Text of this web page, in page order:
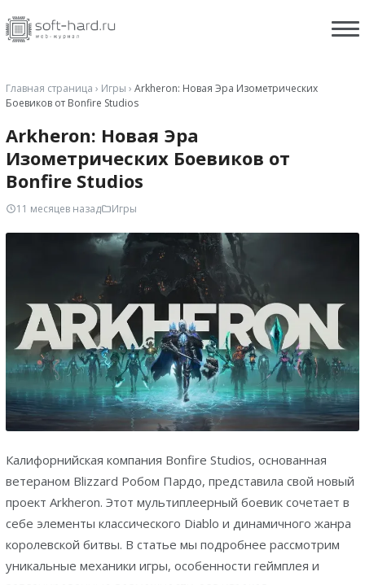
Главная страница › Игры › Arkheron: Новая Эра Изометрических
Боевиков от Bonfire Studios
Arkheron: Новая Эра
Изометрических Боевиков от
Bonfire Studios
11 месяцев назад Игры
Калифорнийская компания Bonfire Studios, основанная
ветераном Blizzard Робом Пардо, представила свой новый
проект Arkheron. Этот мультиплеерный боевик сочетает в
себе элементы классического Diablo и динамичного жанра
королевской битвы. В статье мы подробнее рассмотрим
уникальные механики игры, особенности геймплея и